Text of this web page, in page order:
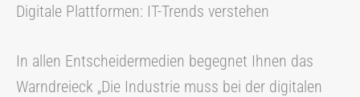
Digitale Plattformen: IT-Trends verstehen
In allen Entscheidermedien begegnet Ihnen das
Warndreieck „Die Industrie muss bei der digitalen